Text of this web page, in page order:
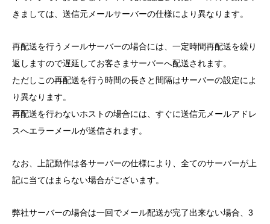
きましては、送信元メールサーバーの仕様により異なります。
再配送を行うメールサーバーの場合には、一定時間再配送を繰り
返しますので遅延してお客さまサーバーへ配送されます。
ただしこの再配送を行う時間の長さと間隔はサーバーの設定によ
り異なります。
再配送を行わないホストの場合には、すぐに送信元メールアドレ
スへエラーメールが送信されます。
なお、上記動作は各サーバーの仕様により、全てのサーバーが上
記に当てはまらない場合がございます。
弊社サーバーの場合は一回でメール配送が完了出来ない場合、3